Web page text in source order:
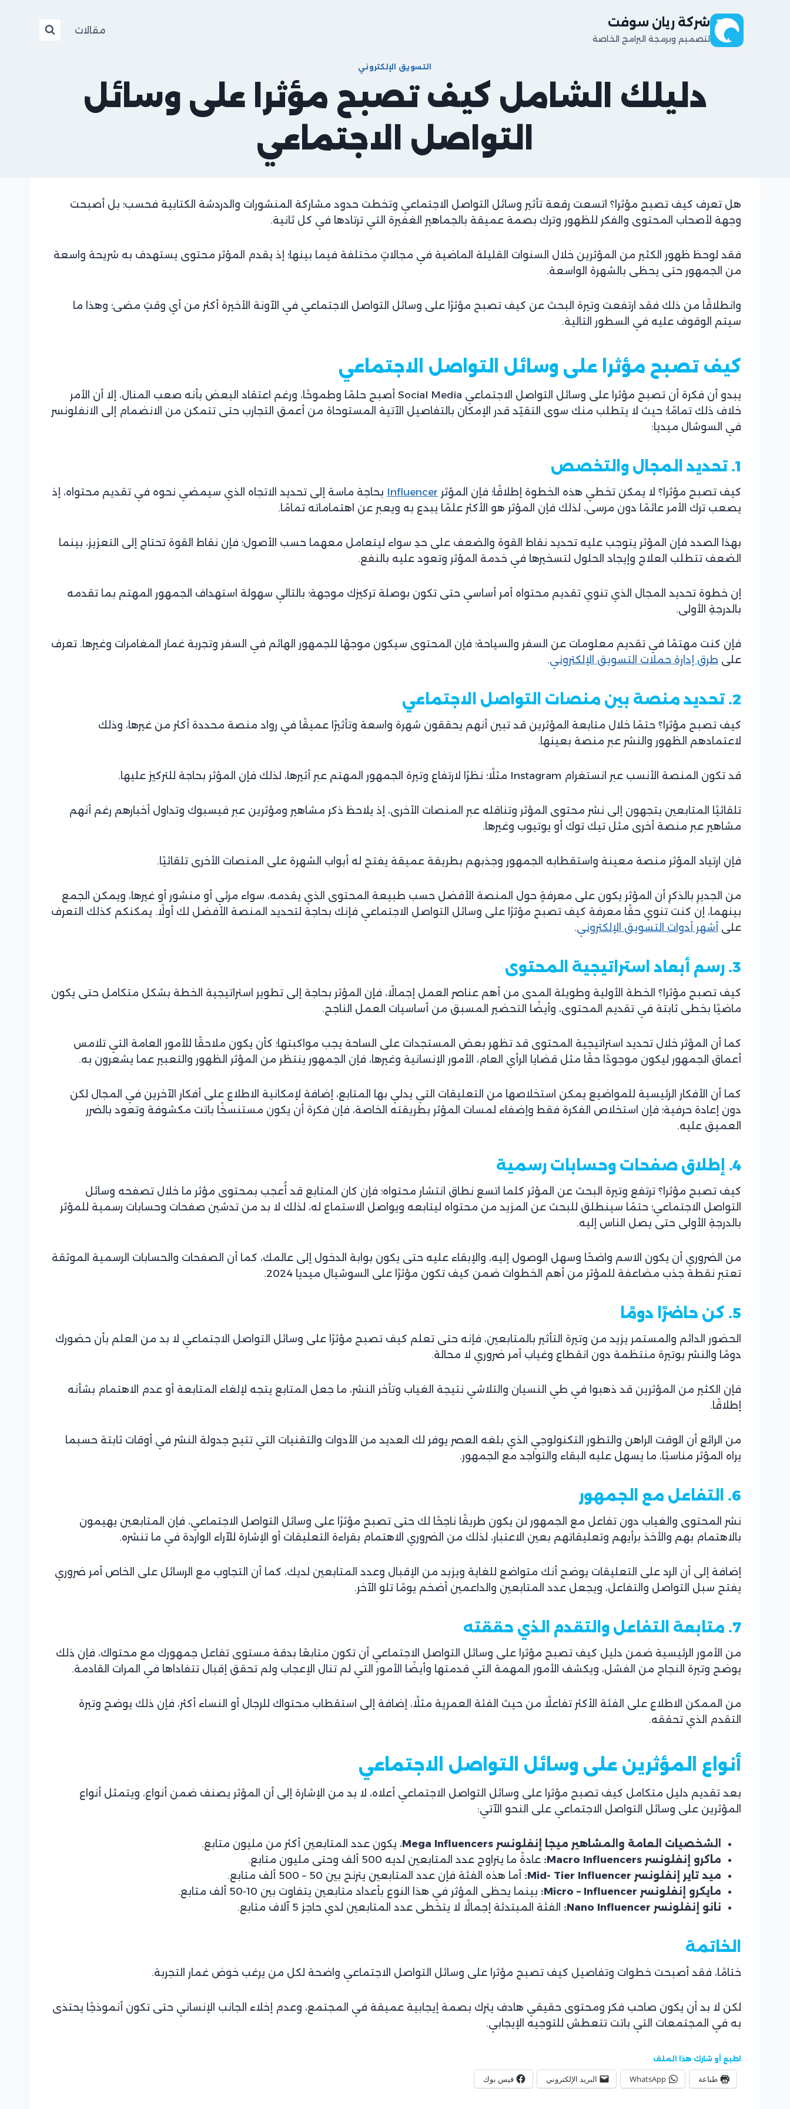
شركة ريان سوفت
لتصميم وبرمجة البرامج الخاصة
مقالات
التسويق الإلكتروني
دليلك الشامل كيف تصبح مؤثرا على وسائل
التواصل الاجتماعي
ashraf
mohamed
هل تعرف كيف تصبح مؤثرا؟ اتسعت رقعة تأثير وسائل التواصل الاجتماعي وتخطت حدود مشاركة المنشورات والدردشة الكتابية فحسب؛ بل أصبحت
وجهة لأصحاب المحتوى والفكر للظهور وترك بصمة عميقة بالجماهير الغفيرة التي ترتادها في كل ثانية.
فقد لوحظ ظهور الكثير من المؤثرين خلال السنوات القليلة الماضية في مجالاتٍ مختلفة فيما بينها؛ إذ يقدم المؤثر محتوى يستهدف به شريحة واسعة
من الجمهور حتى يحظى بالشهرة الواسعة.
وانطلاقًا من ذلك فقد ارتفعت وتيرة البحث عن كيف تصبح مؤثرًا على وسائل التواصل الاجتماعي في الآونة الأخيرة أكثر من أي وقتٍ مضى؛ وهذا ما
سيتم الوقوف عليه في السطور التالية.
كيف تصبح مؤثرا على وسائل التواصل الاجتماعي
يبدو أن فكرة أن تصبح مؤثرا على وسائل التواصل الاجتماعي Social Media أصبح حلمًا وطموحًا، ورغم اعتقاد البعض بأنه صعب المنال، إلا أن الأمر
خلاف ذلك تمامًا؛ حيث لا يتطلب منك سوى التقيّد قدر الإمكان بالتفاصيل الآتية المستوحاة من أعمق التجارب حتى تتمكن من الانضمام إلى الانفلونسر
في السوشال ميديا:
1. تحديد المجال والتخصص
كيف تصبح مؤثرا؟ لا يمكن تخطي هذه الخطوة إطلاقًا؛ فإن المؤثر Influencer بحاجة ماسة إلى تحديد الاتجاه الذي سيمضي نحوه في تقديم محتواه، إذ
يصعب ترك الأمر عائمًا دون مرسى، لذلك فإن المؤثر هو الأكثر علمًا يبدع به ويعبر عن اهتماماته تمامًا.
بهذا الصدد فإن المؤثر يتوجب عليه تحديد نقاط القوة والضعف على حدِ سواء ليتعامل معهما حسب الأصول؛ فإن نقاط القوة تحتاج إلى التعزيز، بينما
الضعف تتطلب العلاج وإيجاد الحلول لتسخيرها في خدمة المؤثر وتعود عليه بالنفع.
إن خطوة تحديد المجال الذي تنوي تقديم محتواه أمر أساسي حتى تكون بوصلة تركيزك موجهة؛ بالتالي سهولة استهداف الجمهور المهتم بما تقدمه
بالدرجةِ الأولى.
فإن كنت مهتمًا في تقديم معلومات عن السفر والسياحة؛ فإن المحتوى سيكون موجهًا للجمهور الهائم في السفر وتجربة غمار المغامرات وغيرها. تعرف
على طرق إدارة حملات التسويق الإلكتروني.
2. تحديد منصة بين منصات التواصل الاجتماعي
كيف تصبح مؤثرا؟ حتمًا خلال متابعة المؤثرين قد تبين أنهم يحققون شهرة واسعة وتأثيرًا عميقًا في رواد منصة محددة أكثر من غيرها، وذلك
لاعتمادهم الظهور والنشر عبر منصة بعينها.
قد تكون المنصة الأنسب عبر انستغرام Instagram مثلًا؛ نظرًا لارتفاع وتيرة الجمهور المهتم عبر أثيرها، لذلك فإن المؤثر بحاجة للتركيز عليها.
تلقائيًا المتابعين يتجهون إلى نشر محتوى المؤثر وتناقله عبر المنصات الأخرى، إذ يلاحظ ذكر مشاهير ومؤثرين عبر فيسبوك وتداول أخبارهم رغم أنهم
مشاهير عبر منصة أخرى مثل تيك توك أو يوتيوب وغيرها.
فإن ارتياد المؤثر منصة معينة واستقطابه الجمهور وجذبهم بطريقة عميقة يفتح له أبواب الشهرة على المنصات الأخرى تلقائيًا.
من الجديرِ بالذكرِ أن المؤثر يكون على معرفةٍ حول المنصة الأفضل حسب طبيعة المحتوى الذي يقدمه، سواء مرئي أو منشور أو غيرها، ويمكن الجمع
بينهما، إن كنت تنوي حقًا معرفة كيف تصبح مؤثرًا على وسائل التواصل الاجتماعي فإنك بحاجة لتحديد المنصة الأفضل لك أولًا. يمكنكم كذلك التعرف
على أشهر أدوات التسويق الإلكتروني.
3. رسم أبعاد استراتيجية المحتوى
كيف تصبح مؤثرا؟ الخطة الأولية وطويلة المدى من أهم عناصر العمل إجمالًا، فإن المؤثر بحاجة إلى تطوير استراتيجية الخطة بشكل متكامل حتى يكون
ماضيًا بخطى ثابتة في تقديم المحتوى، وأيضًا التحضير المسبق من أساسيات العمل الناجح.
كما أن المؤثر خلال تحديد استراتيجية المحتوى قد تظهر بعض المستجدات على الساحة يجب مواكبتها؛ كأن يكون ملاحقًا للأمور العامة التي تلامس
أعماق الجمهور ليكون موجودًا حقًا مثل قضايا الرأي العام، الأمور الإنسانية وغيرها، فإن الجمهور ينتظر من المؤثر الظهور والتعبير عما يشعرون به.
كما أن الأفكار الرئيسية للمواضيع يمكن استخلاصها من التعليقات التي يدلي بها المتابع، إضافة لإمكانية الاطلاع على أفكار الآخرين في المجال لكن
دون إعادة حرفية؛ فإن استخلاص الفكرة فقط وإضفاء لمسات المؤثر بطريقته الخاصة، فإن فكرة أن يكون مستنسخًا باتت مكشوفة وتعود بالضرر
العميق عليه.
4. إطلاق صفحات وحسابات رسمية
كيف تصبح مؤثرا؟ ترتفع وتيرة البحث عن المؤثر كلما اتسع نطاق انتشار محتواه؛ فإن كان المتابع قد أُعجب بمحتوى مؤثر ما خلال تصفحه وسائل
التواصل الاجتماعي؛ حتمًا سينطلق للبحث عن المزيد من محتواه ليتابعه ويواصل الاستماع له، لذلك لا بد من تدشين صفحات وحسابات رسمية للمؤثر
بالدرجةِ الأولى حتى يصل الناس إليه.
من الضروري أن يكون الاسم واضحًا وسهل الوصول إليه، والإبقاء عليه حتى يكون بوابة الدخول إلى عالمك، كما أن الصفحات والحسابات الرسمية الموثقة
تعتبر نقطة جذب مضاعفة للمؤثر من أهم الخطوات ضمن كيف تكون مؤثرًا على السوشيال ميديا 2024.
5. كن حاضرًا دومًا
الحضور الدائم والمستمر يزيد من وتيرة التأثير بالمتابعين، فإنه حتى تعلم كيف تصبح مؤثرًا على وسائل التواصل الاجتماعي لا بد من العلم بأن حضورك
دومًا والنشر بوتيرة منتظمة دون انقطاع وغياب أمر ضروري لا محالة.
فإن الكثير من المؤثرين قد ذهبوا في طي النسيان والتلاشي نتيجة الغياب وتأخر النشر، ما جعل المتابع يتجه لإلغاء المتابعة أو عدم الاهتمام بشأنه
إطلاقًا.
من الرائع أن الوقت الراهن والتطور التكنولوجي الذي بلغه العصر يوفر لك العديد من الأدوات والتقنيات التي تتيح جدولة النشر في أوقات ثابتة حسبما
يراه المؤثر مناسبًا، ما يسهل عليه البقاء والتواجد مع الجمهور.
6. التفاعل مع الجمهور
نشر المحتوى والغياب دون تفاعل مع الجمهور لن يكون طريقًا ناجحًا لك حتى تصبح مؤثرًا على وسائل التواصل الاجتماعي، فإن المتابعين يهيمون
بالاهتمام بهم والأخذ برأيهم وتعليقاتهم بعين الاعتبار، لذلك من الضروري الاهتمام بقراءة التعليقات أو الإشارة للآراء الواردة في ما تنشره.
إضافة إلى أن الرد على التعليقات يوضح أنك متواضع للغاية ويزيد من الإقبال وعدد المتابعين لديك، كما أن التجاوب مع الرسائل على الخاص أمر ضروري
يفتح سبل التواصل والتفاعل، ويجعل عدد المتابعين والداعمين أضخم يومًا تلو الآخر.
7. متابعة التفاعل والتقدم الذي حققته
من الأمور الرئيسية ضمن دليل كيف تصبح مؤثرا على وسائل التواصل الاجتماعي أن تكون متابعًا بدقة مستوى تفاعل جمهورك مع محتواك، فإن ذلك
يوضح وتيرة النجاح من الفشل، ويكشف الأمور المهمة التي قدمتها وأيضًا الأمور التي لم تنال الإعجاب ولم تحقق إقبال تتفاداها في المرات القادمة.
من الممكن الاطلاع على الفئة الأكثر تفاعلًا من حيث الفئة العمرية مثلًا، إضافة إلى استقطاب محتواك للرجال أو النساء أكثر، فإن ذلك يوضح وتيرة
التقدم الذي تحققه.
أنواع المؤثرين على وسائل التواصل الاجتماعي
بعد تقديم دليل متكامل كيف تصبح مؤثرا على وسائل التواصل الاجتماعي أعلاه، لا بد من الإشارة إلى أن المؤثر يصنف ضمن أنواع، ويتمثل أنواع
المؤثرين على وسائل التواصل الاجتماعي على النحو الآتي:
الشخصيات العامة والمشاهير ميجا إنفلونسر Mega Influencers
، يكون عدد المتابعين أكثر من مليون متابع.
ماكرو إنفلونسر Macro Influencers:
عادةً ما يتراوح عدد المتابعين لديه 500 ألف وحتى مليون متابع.
ميد تاير إنفلونسر Mid- Tier Influencer:
أما هذه الفئة فإن عدد المتابعين يترنح بين 50 – 500 ألف متابع.
مايكرو إنفلونسر Micro – Influencer:
بينما يحظى المؤثر في هذا النوع بأعداد متابعين يتفاوت بين 10-50 ألف متابع.
نانو إنفلونسر Nano Influencer:
الفئة المبتدئة إجمالًا لا يتخطى عدد المتابعين لدي حاجز 5 آلاف متابع.
الخاتمة
ختامًا، فقد أصبحت خطوات وتفاصيل كيف تصبح مؤثرا على وسائل التواصل الاجتماعي واضحة لكل من يرغب خوض غمار التجربة.
لكن لا بد أن يكون صاحب فكر ومحتوى حقيقي هادف يترك بصمة إيجابية عميقة في المجتمع، وعدم إخلاء الجانب الإنساني حتى تكون أنموذجًا يحتذى
به في المجتمعات التي باتت تتعطش للتوجيه الإيجابي.
اطبع أو شارك هذا الملف
طباعة WhatsApp البريد الإلكتروني فيس بوك